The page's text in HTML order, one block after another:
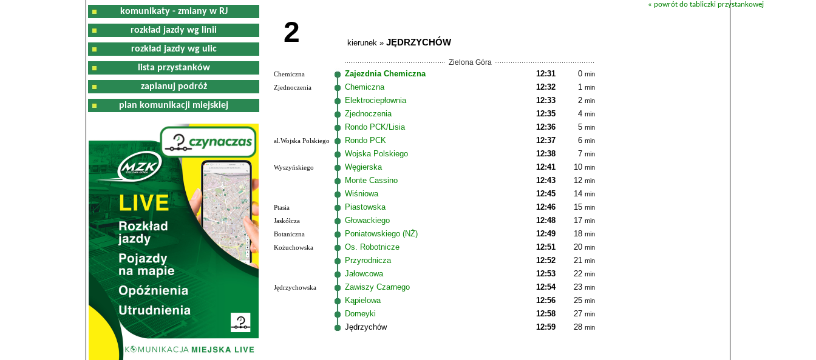
komunikaty - zmiany w RJ
rozkład jazdy wg linii
rozkład jazdy wg ulic
lista przystanków
zaplanuj podróż
plan komunikacji miejskiej
« powrót do tabliczki przystankowej
2 kierunek » JĘDRZYCHÓW
Zielona Góra
Chemiczna Zajezdnia Chemiczna 12:31 0 min
Zjednoczenia
Chemiczna 12:32 1 min
Elektrociepłownia 12:33 2 min
Zjednoczenia 12:35 4 min
Rondo PCK/Lisia 12:36 5 min
al.Wojska Polskiego
Rondo PCK 12:37 6 min
Wojska Polskiego 12:38 7 min
Wyszyńskiego
Węgierska 12:41 10 min
Monte Cassino 12:43 12 min
Wiśniowa 12:45 14 min
Ptasia
Piastowska 12:46 15 min
Jaskółcza
Głowackiego 12:48 17 min
Botaniczna
Poniatowskiego (NŻ) 12:49 18 min
Kożuchowska
Os. Robotnicze 12:51 20 min
Przyrodnicza 12:52 21 min
Jałowcowa 12:53 22 min
Jędrzychowska
Zawiszy Czarnego 12:54 23 min
Kąpielowa 12:56 25 min
Domeyki 12:58 27 min
Jędrzychów 12:59 28 min